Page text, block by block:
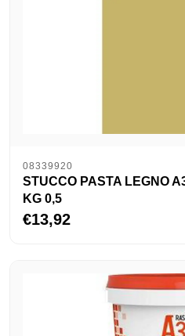
08339920
STUCCO PASTA LEGNO
KG 0,5
€13,92